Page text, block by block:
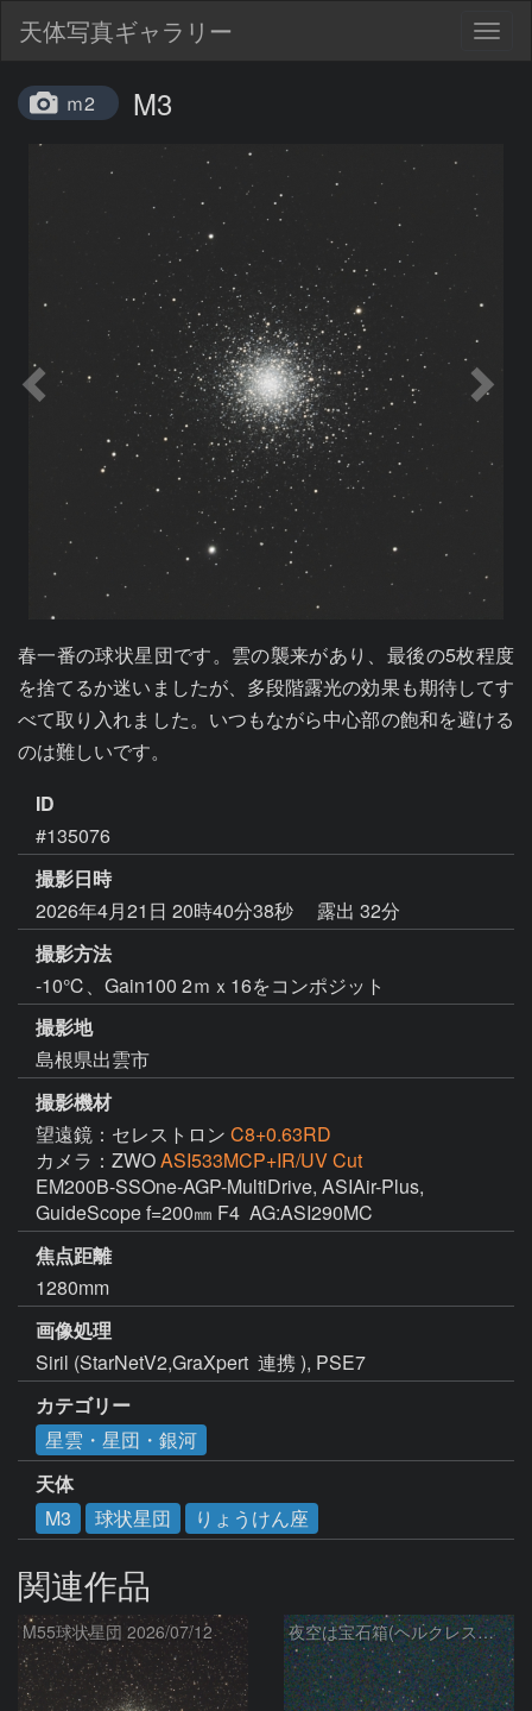
天体写真ギャラリー
ｍ2 M3
春一番の球状星団です。雲の襲来があり、最後の5枚程度
を捨てるか迷いましたが、多段階露光の効果も期待してす
べて取り入れました。いつもながら中心部の飽和を避ける
のは難しいです。
ID
#135076
撮影日時
2026年4月21日 20時40分38秒
露出 32分
撮影方法
-10℃、Gain100 2ｍｘ16をコンポジット
撮影地
島根県出雲市
撮影機材
望遠鏡：セレストロン C8+0.63RD
カメラ：ZWOASI533MCP+IR/UV Cut
EM200B-SSOne-AGP-MultiDrive, ASIAir-Plus,
GuideScope f=200㎜ F4  AG:ASI290MC
焦点距離
1280mm
画像処理
Siril (StarNetV2,GraXpert  連携 ), PSE7
カテゴリー
星雲・星団・銀河
天体
M3
球状星団 りょうけん座
関連作品
M55球状星団 2026/07/12 夜空は宝石箱(ヘルクレス座 M92) Seestar50